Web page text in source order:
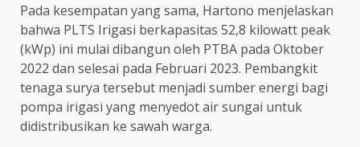
Pada kesempatan yang sama, Hartono menjelaskan
bahwa PLTS Irigasi berkapasitas 52,8 kilowatt peak
(kWp) ini mulai dibangun oleh PTBA pada Oktober
2022 dan selesai pada Februari 2023. Pembangkit
tenaga surya tersebut menjadi sumber energi bagi
pompa irigasi yang menyedot air sungai untuk
didistribusikan ke sawah warga.